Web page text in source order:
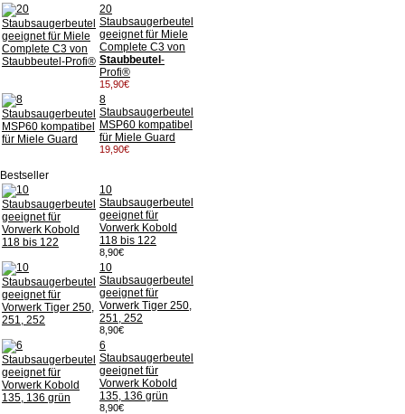
20
Staubsaugerbeutel
geeignet für Miele
Complete C3 von
Staubbeutel-
Profi®
15,90€
8
Staubsaugerbeutel
MSP60 kompatibel
für Miele Guard
19,90€
Bestseller
10
Staubsaugerbeutel
geeignet für
Vorwerk Kobold
118 bis 122
8,90€
10
Staubsaugerbeutel
geeignet für
Vorwerk Tiger 250,
251, 252
8,90€
6
Staubsaugerbeutel
geeignet für
Vorwerk Kobold
135, 136 grün
8,90€